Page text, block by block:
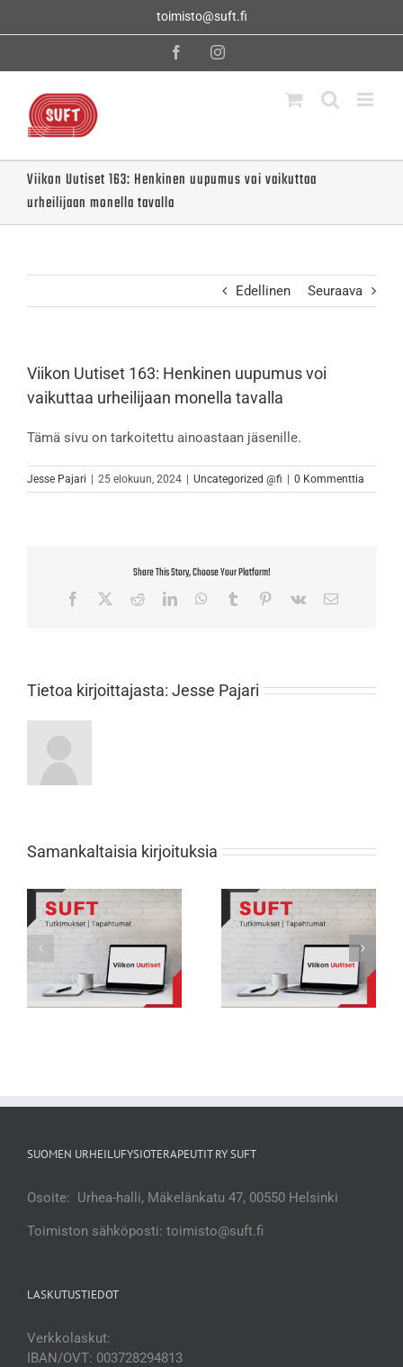
toimisto@suft.fi
FacebookInstagram
Viikon Uutiset 163: Henkinen uupumus voi vaikuttaa
urheilijaan monella tavalla
Edellinen Seuraava
Viikon Uutiset 163: Henkinen uupumus voi
vaikuttaa urheilijaan monella tavalla
Tämä sivu on tarkoitettu ainoastaan jäsenille.
Jesse Pajari | 25 elokuun, 2024 | Uncategorized @fi | 0 Kommenttia
Share This Story, Choose Your Platform!
Facebook RedditLinkedInWhatsApp
Tumblr Pinterest
Vk Sähköposti
Tietoa kirjoittajasta: Jesse Pajari
Samankaltaisia kirjoituksia
Viikon Uutiset 232: Tarkkana selän
rasitusmurtumien kanssa
Viikon Uutiset 231: Nuorten
urheilijoiden biologisessa
kehityksessä suuria eroja
SUOMEN URHEILUFYSIOTERAPEUTIT RY SUFT
Osoite: Urhea-halli, Mäkelänkatu 47, 00550 Helsinki
Toimiston sähköposti: toimisto@suft.fi
LASKUTUSTIEDOT
Verkkolaskut:
IBAN/OVT: 003728294813